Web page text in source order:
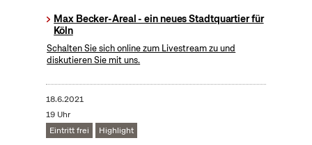
Max Becker-Areal - ein neues Stadtquartier für
Köln
Schalten Sie sich online zum Livestream zu und
diskutieren Sie mit uns.
18.6.2021
19 Uhr
Eintritt frei
Highlight